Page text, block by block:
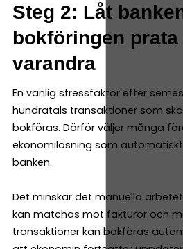
Steg 2: Låt
bokföringen prata
varandra
En vanlig stressfaktor efter
hundratals transaktioner som
bokföras. Därför väljer många
ekonomilösning som
banken.
Det minskar det manuella
kan matchas mot fakturor och
transaktioner kan bokföras